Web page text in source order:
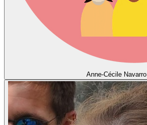
Anne-Cécile Navarro